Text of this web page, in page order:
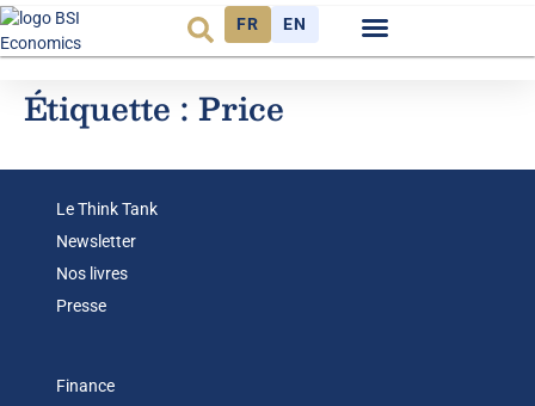
FR EN
Étiquette : Price
Le Think Tank
Newsletter
Nos livres
Presse
Finance